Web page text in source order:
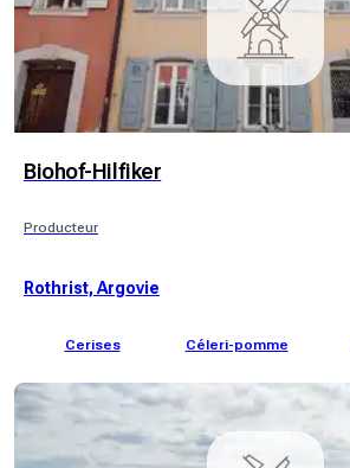
Biohof-Hilfiker
Producteur
Rothrist, Argovie
Cerises Céleri-pomme